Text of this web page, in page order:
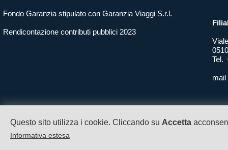
Questo sito utilizza i cookie. Cliccando su Accetta
Informativa estesa
Fondo Garanzia stipulato con Garanzia Viaggi S.r.l.
Rendicontazione contributi pubblici 2023
Tel.
mail